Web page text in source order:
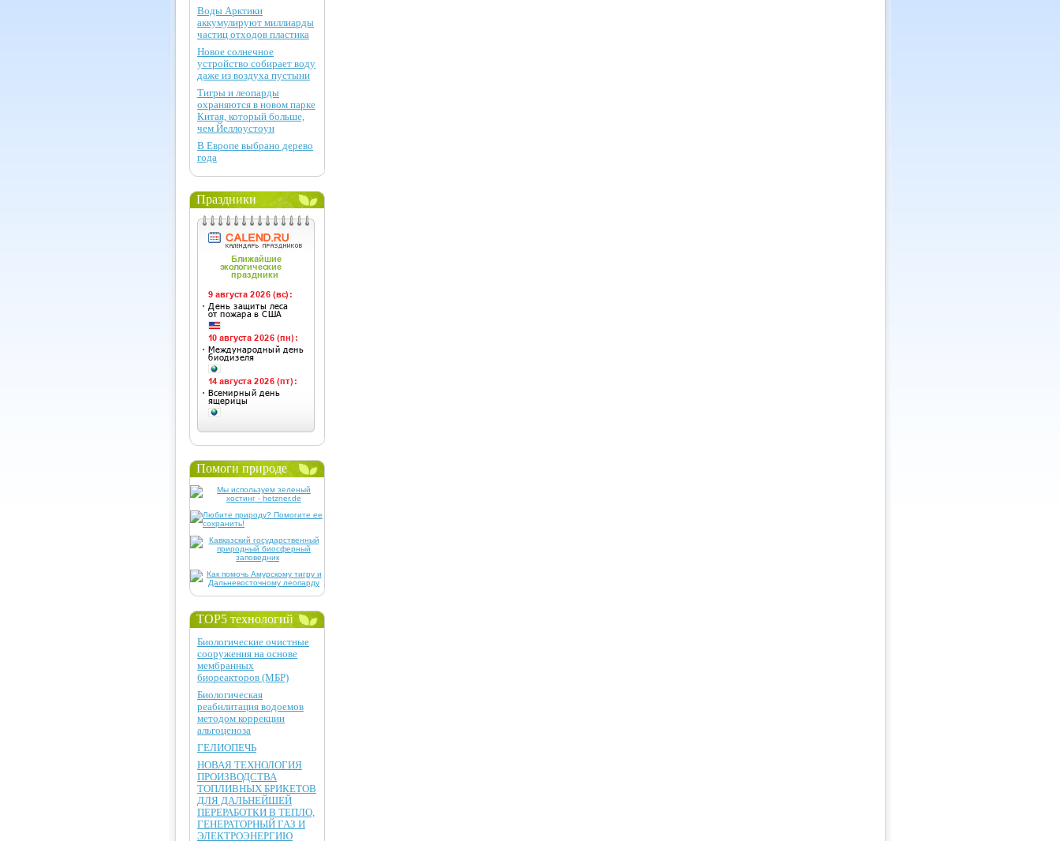
Воды Арктики
аккумулируют миллиарды
частиц отходов пластика
Новое солнечное
устройство собирает воду
даже из воздуха пустыни
Тигры и леопарды
охраняются в новом парке
Китая, который больше,
чем Йеллоустоун
В Европе выбрано дерево
года
Праздники
Помоги природе
TOP5 технологий
Биологические очистные
сооружения на основе
мембранных
биореакторов (МБР)
Биологическая
реабилитация водоемов
методом коррекции
альгоценоза
ГЕЛИОПЕЧЬ
НОВАЯ ТЕХНОЛОГИЯ
ПРОИЗВОДСТВА
ТОПЛИВНЫХ БРИКЕТОВ
ДЛЯ ДАЛЬНЕЙШЕЙ
ПЕРЕРАБОТКИ В ТЕПЛО,
ГЕНЕРАТОРНЫЙ ГАЗ И
ЭЛЕКТРОЭНЕРГИЮ